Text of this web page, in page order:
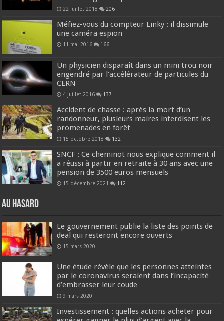
22 juillet 2018 206
Méfiez-vous du compteur Linky : il dissimule
une caméra espion
11 mai 2016 166
Un physicien disparaît dans un mini trou noir
engendré par l’accélérateur de particules du
CERN
4 juillet 2016 137
Accident de chasse : après la mort d’un
randonneur, plusieurs maires interdisent les
promenades en forêt
15 octobre 2018 132
SNCF : Ce cheminot nous explique comment il
a réussi à partir en retraite à 30 ans avec une
pension de 3500 euros mensuels
15 décembre 2021 112
Au hasard
Le gouvernement publie la liste des points de
deal qui resteront encore ouverts
15 mars 2020
Une étude révèle que les personnes atteintes
par le coronavirus seraient dans l’incapacité
d’embrasser leur coude
9 mars 2020
Investissement : quelles actions acheter pour